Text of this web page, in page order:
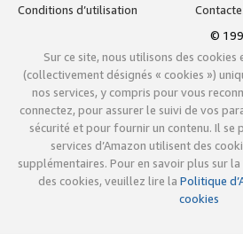
Conditions d’utilisation
©
Sur ce site, nous utilisons des
(collectivement désignés « cookies »)
nos services, y compris pour vous
connectez, pour assurer le suivi de vos
sécurité et pour fournir un contenu. Il se
services d’Amazon utilisent des
supplémentaires. Pour en savoir plus sur
des cookies, veuillez lire la Politique
cookies